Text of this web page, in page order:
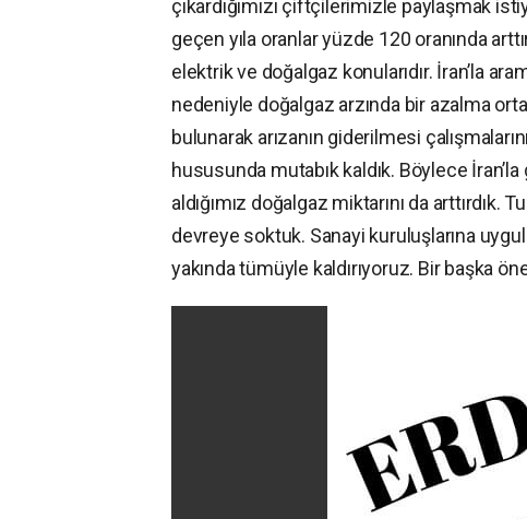
çıkardığımızı çiftçilerimizle paylaşmak
geçen yıla oranlar yüzde 120 oranında
elektrik ve doğalgaz konularıdır. İran’la
nedeniyle doğalgaz arzında bir azalma
bulunarak arızanın giderilmesi
hususunda mutabık kaldık. Böylece
aldığımız doğalgaz miktarını da
devreye soktuk. Sanayi kuruluşlarına
yakında tümüyle kaldırıyoruz. Bir başka